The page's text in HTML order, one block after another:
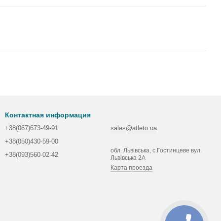
Контактная информация
+38(067)673-49-91
+38(050)430-59-00
+38(093)560-02-42
sales@atleto.ua
обл. Львівська, с.Гостинцеве вул.
Львівська 2А
Карта проезда